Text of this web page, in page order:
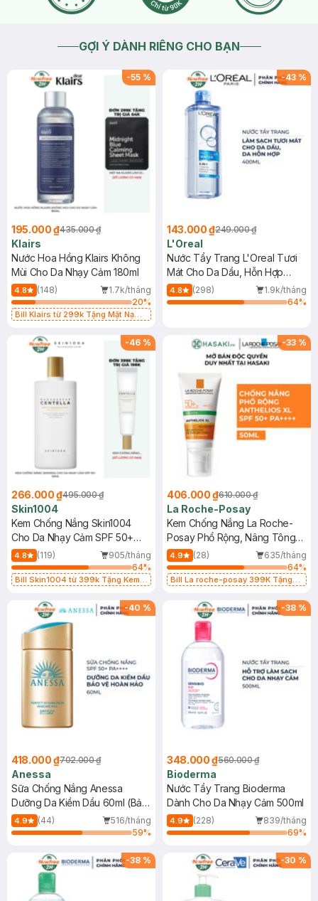
GỢI Ý DÀNH RIÊNG CHO BẠN
-55 %
195.000 ₫435.000 ₫
Klairs
Nước Hoa Hồng Klairs Không
Mùi Cho Da Nhạy Cảm 180ml
4.8 (148)
1.7k/tháng
20%
Bill Klairs từ 299k Tặng Mặt Nạ
25ml (SL Có Hạn)
-43 %
143.000 ₫249.000 ₫
L'Oreal
Nước Tẩy Trang L'Oreal Tươi
Mát Cho Da Dầu, Hỗn Hợp
400ml
4.8 (298)
1.9k/tháng
64%
-46 %
266.000 ₫495.000 ₫
Skin1004
Kem Chống Nắng Skin1004
Cho Da Nhạy Cảm SPF 50+
50ml
4.8 (119)
905/tháng
64%
Bill Skin1004 từ 399k Tặng Kem
SPF 50+ 20ml (SL Có Hạn)
-33 %
406.000 ₫610.000 ₫
La Roche-Posay
Kem Chống Nắng La Roche-
Posay Phổ Rộng, Nâng Tông
Kiềm Dầu 50ml
4.9 (28)
635/tháng
64%
Bill La roche-posay 399K Tặng
(SL có hạn)
-40 %
418.000 ₫702.000 ₫
Anessa
Sữa Chống Nắng Anessa
Dưỡng Da Kiềm Dầu 60ml (Bản
Mới)
4.9 (44)
516/tháng
59%
-38 %
348.000 ₫560.000 ₫
Bioderma
Nước Tẩy Trang Bioderma
Dành Cho Da Nhạy Cảm 500ml
4.9 (228)
839/tháng
69%
-38 % -30 %